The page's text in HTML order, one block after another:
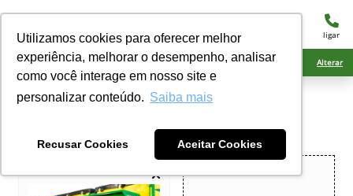
Utilizamos cookies para oferecer melhor
experiência, melhorar o desempenho, analisar
como você interage em nosso site e
personalizar conteúdo. Saiba mais
Recusar Cookies Aceitar Cookies
menu ligar
Ciarama Máquinas Ponta Porã Alterar
COMPARATIVO
Compare os seus veículos de interesse